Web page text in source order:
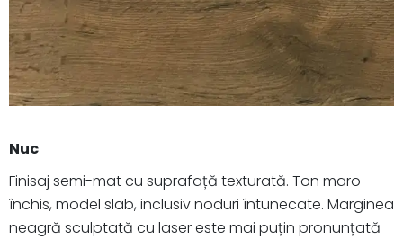
Nuc
Finisaj semi-mat cu suprafață texturată. Ton maro
închis, model slab, inclusiv noduri întunecate. Marginea
neagră sculptată cu laser este mai puțin pronunțată